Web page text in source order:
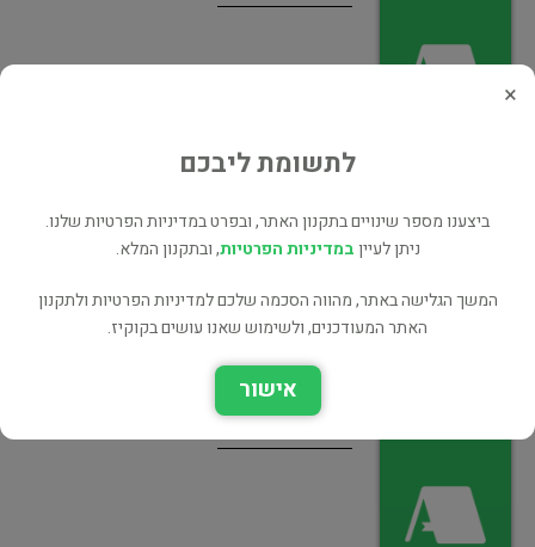
×
לתשומת ליבכם
ביצענו מספר שינויים בתקנון האתר, ובפרט במדיניות הפרטיות שלנו.
ניתן לעייןבמדיניות הפרטיות, ובתקנון המלא.
המשך הגלישה באתר, מהווה הסכמה שלכם למדיניות הפרטיות ולתקנון
האתר המעודכנים, ולשימוש שאנו עושים בקוקיז.
אישור